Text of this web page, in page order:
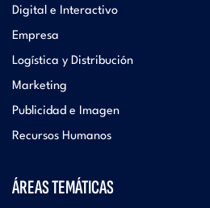
Digital e Interactivo
Empresa
Logística y Distribución
Marketing
Publicidad e Imagen
Recursos Humanos
ÁREAS TEMÁTICAS